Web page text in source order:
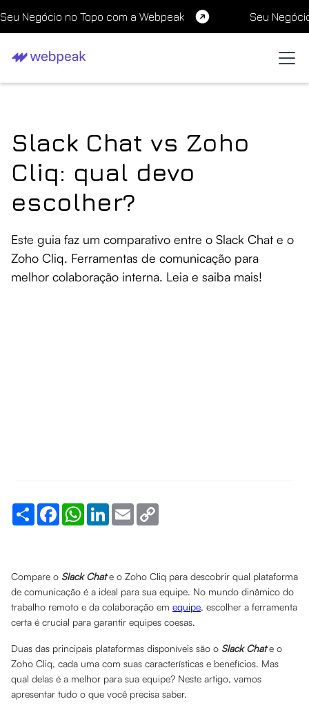
Seu Negócio no Topo com a Webpeak Seu
Slack Chat vs Zoho
Cliq: qual devo
escolher?
Este guia faz um comparativo entre o Slack Chat e o
Zoho Cliq. Ferramentas de comunicação para
melhor colaboração interna. Leia e saiba mais!
Share FacebookWhatsApp
LinkedInEmail
Compare o Slack Chate o Zoho Cliq para descobrir qual plataforma
de comunicação é a ideal para sua equipe. No mundo dinâmico do
trabalho remoto e da colaboração em equipe, escolher a ferramenta
certa é crucial para garantir equipes coesas.
Duas das principais plataformas disponíveis são o Slack Chate o
Zoho Cliq, cada uma com suas características e benefícios. Mas
qual delas é a melhor para sua equipe? Neste artigo, vamos
apresentar tudo o que você precisa saber.